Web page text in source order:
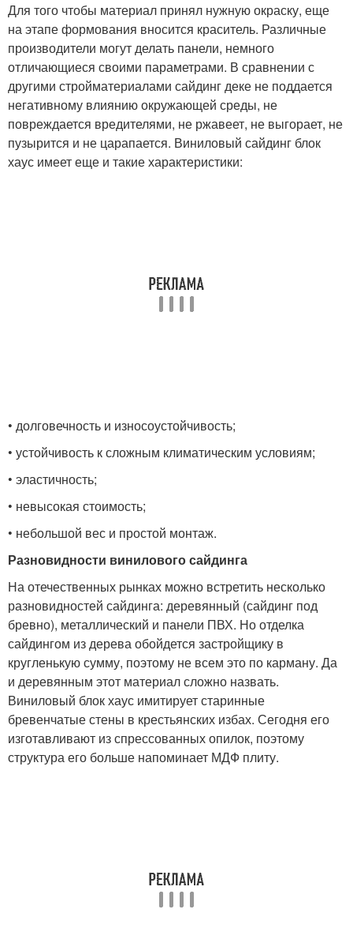
Для того чтобы материал принял нужную окраску, еще
на этапе формования вносится краситель. Различные
производители могут делать панели, немного
отличающиеся своими параметрами. В сравнении с
другими стройматериалами сайдинг деке не поддается
негативному влиянию окружающей среды, не
повреждается вредителями, не ржавеет, не выгорает, не
пузырится и не царапается. Виниловый сайдинг блок
хаус имеет еще и такие характеристики:
• долговечность и износоустойчивость;
• устойчивость к сложным климатическим условиям;
• эластичность;
• невысокая стоимость;
• небольшой вес и простой монтаж.
Разновидности винилового сайдинга
На отечественных рынках можно встретить несколько
разновидностей сайдинга: деревянный (сайдинг под
бревно), металлический и панели ПВХ. Но отделка
сайдингом из дерева обойдется застройщику в
кругленькую сумму, поэтому не всем это по карману. Да
и деревянным этот материал сложно назвать.
Виниловый блок хаус имитирует старинные
бревенчатые стены в крестьянских избах. Сегодня его
изготавливают из спрессованных опилок, поэтому
структура его больше напоминает МДФ плиту.